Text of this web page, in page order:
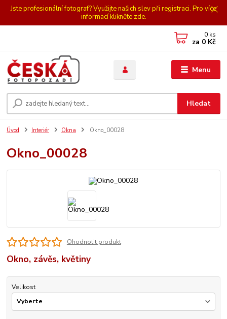
Jste profesionální fotograf? Využijte našich slev při registraci. Pro více
informací klikněte zde.
Menu
Hledat
0 ks
za 0 Kč
Úvod Interiér Okna Okno_00028
Okno_00028
Ohodnotit produkt
Okno, závěs, květiny
Velikost